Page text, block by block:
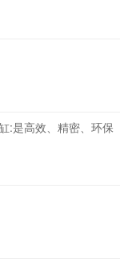
:是高效、精密、环保